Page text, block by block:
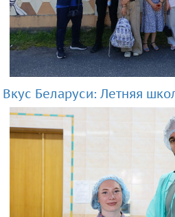
Вкус Беларуси: Летняя